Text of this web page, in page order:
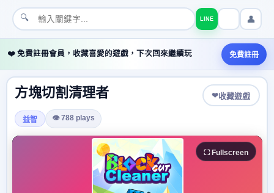
🔍 LINE 👤
❤️ 免費註冊會員，收藏喜愛的遊戲，下次回來繼續玩 免費註冊
方塊切割清理者 ❤收藏遊戲
益智 👁 788 plays
⛶ Fullscreen